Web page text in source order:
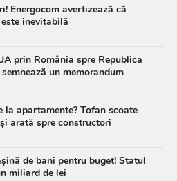
Energocom avertizează că
inevitabilă
prin România spre Republica
un memorandum
la apartamente? Tofan scoate
arată spre constructori
de bani pentru buget! Statul
miliard de lei